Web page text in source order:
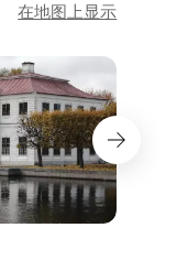
在地图上显示